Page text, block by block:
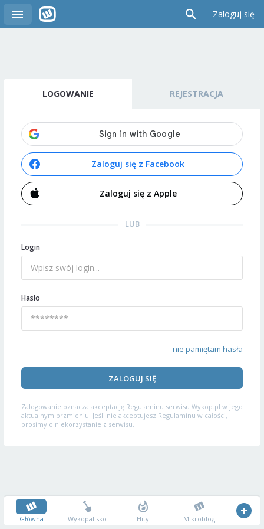
Zaloguj się
LOGOWANIE REJESTRACJA
Zaloguj się z Facebook
Zaloguj się z Apple
LUB
Login
Hasło
nie pamiętam hasła
ZALOGUJ SIĘ
Zalogowanie oznacza akceptację Regulaminu serwisu Wykop.pl w jego
aktualnym brzmieniu. Jeśli nie akceptujesz Regulaminu w całości,
prosimy o niekorzystanie z serwisu.
Główna Wykopalisko Hity Mikroblog